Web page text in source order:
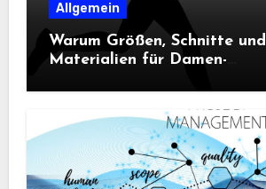
Allgemein
Warum Größen, Schnitte und
Materialien für Damen-